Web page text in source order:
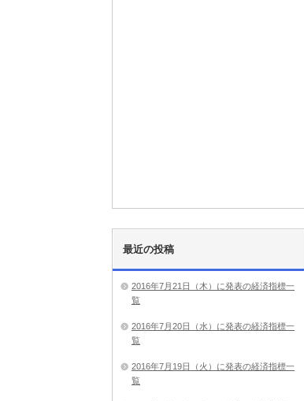
最近の投稿
2016年7月21日（木）に発表の経済指標一
覧
2016年7月20日（水）に発表の経済指標一
覧
2016年7月19日（火）に発表の経済指標一
覧